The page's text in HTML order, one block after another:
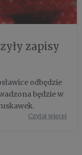
zapisy
odbędzie
będzie w
Czytaj więcej